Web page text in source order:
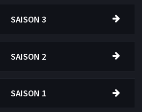
SAISON 3
SAISON 2
SAISON 1